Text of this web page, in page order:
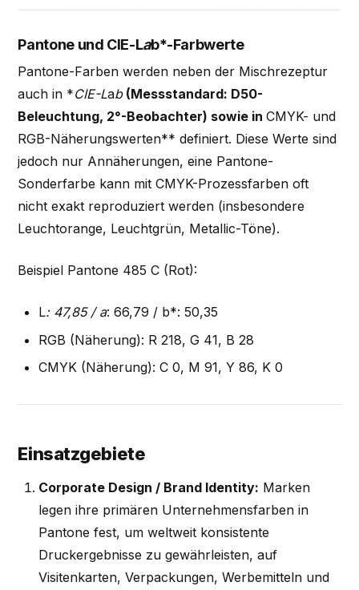
Pantone und CIE-Lab*-Farbwerte
Pantone-Farben werden neben der Mischrezeptur
auch in *CIE-Lab(Messstandard: D50-
Beleuchtung, 2°-Beobachter) sowie inCMYK- und
RGB-Näherungswerten** definiert. Diese Werte sind
jedoch nur Annäherungen, eine Pantone-
Sonderfarbe kann mit CMYK-Prozessfarben oft
nicht exakt reproduziert werden (insbesondere
Leuchtorange, Leuchtgrün, Metallic-Töne).
Beispiel Pantone 485 C (Rot):
L: 47,85 / a: 66,79 / b*: 50,35
RGB (Näherung): R 218, G 41, B 28
CMYK (Näherung): C 0, M 91, Y 86, K 0
Einsatzgebiete
Corporate Design / Brand Identity: Marken
legen ihre primären Unternehmensfarben in
Pantone fest, um weltweit konsistente
Druckergebnisse zu gewährleisten, auf
Visitenkarten, Verpackungen, Werbemitteln und